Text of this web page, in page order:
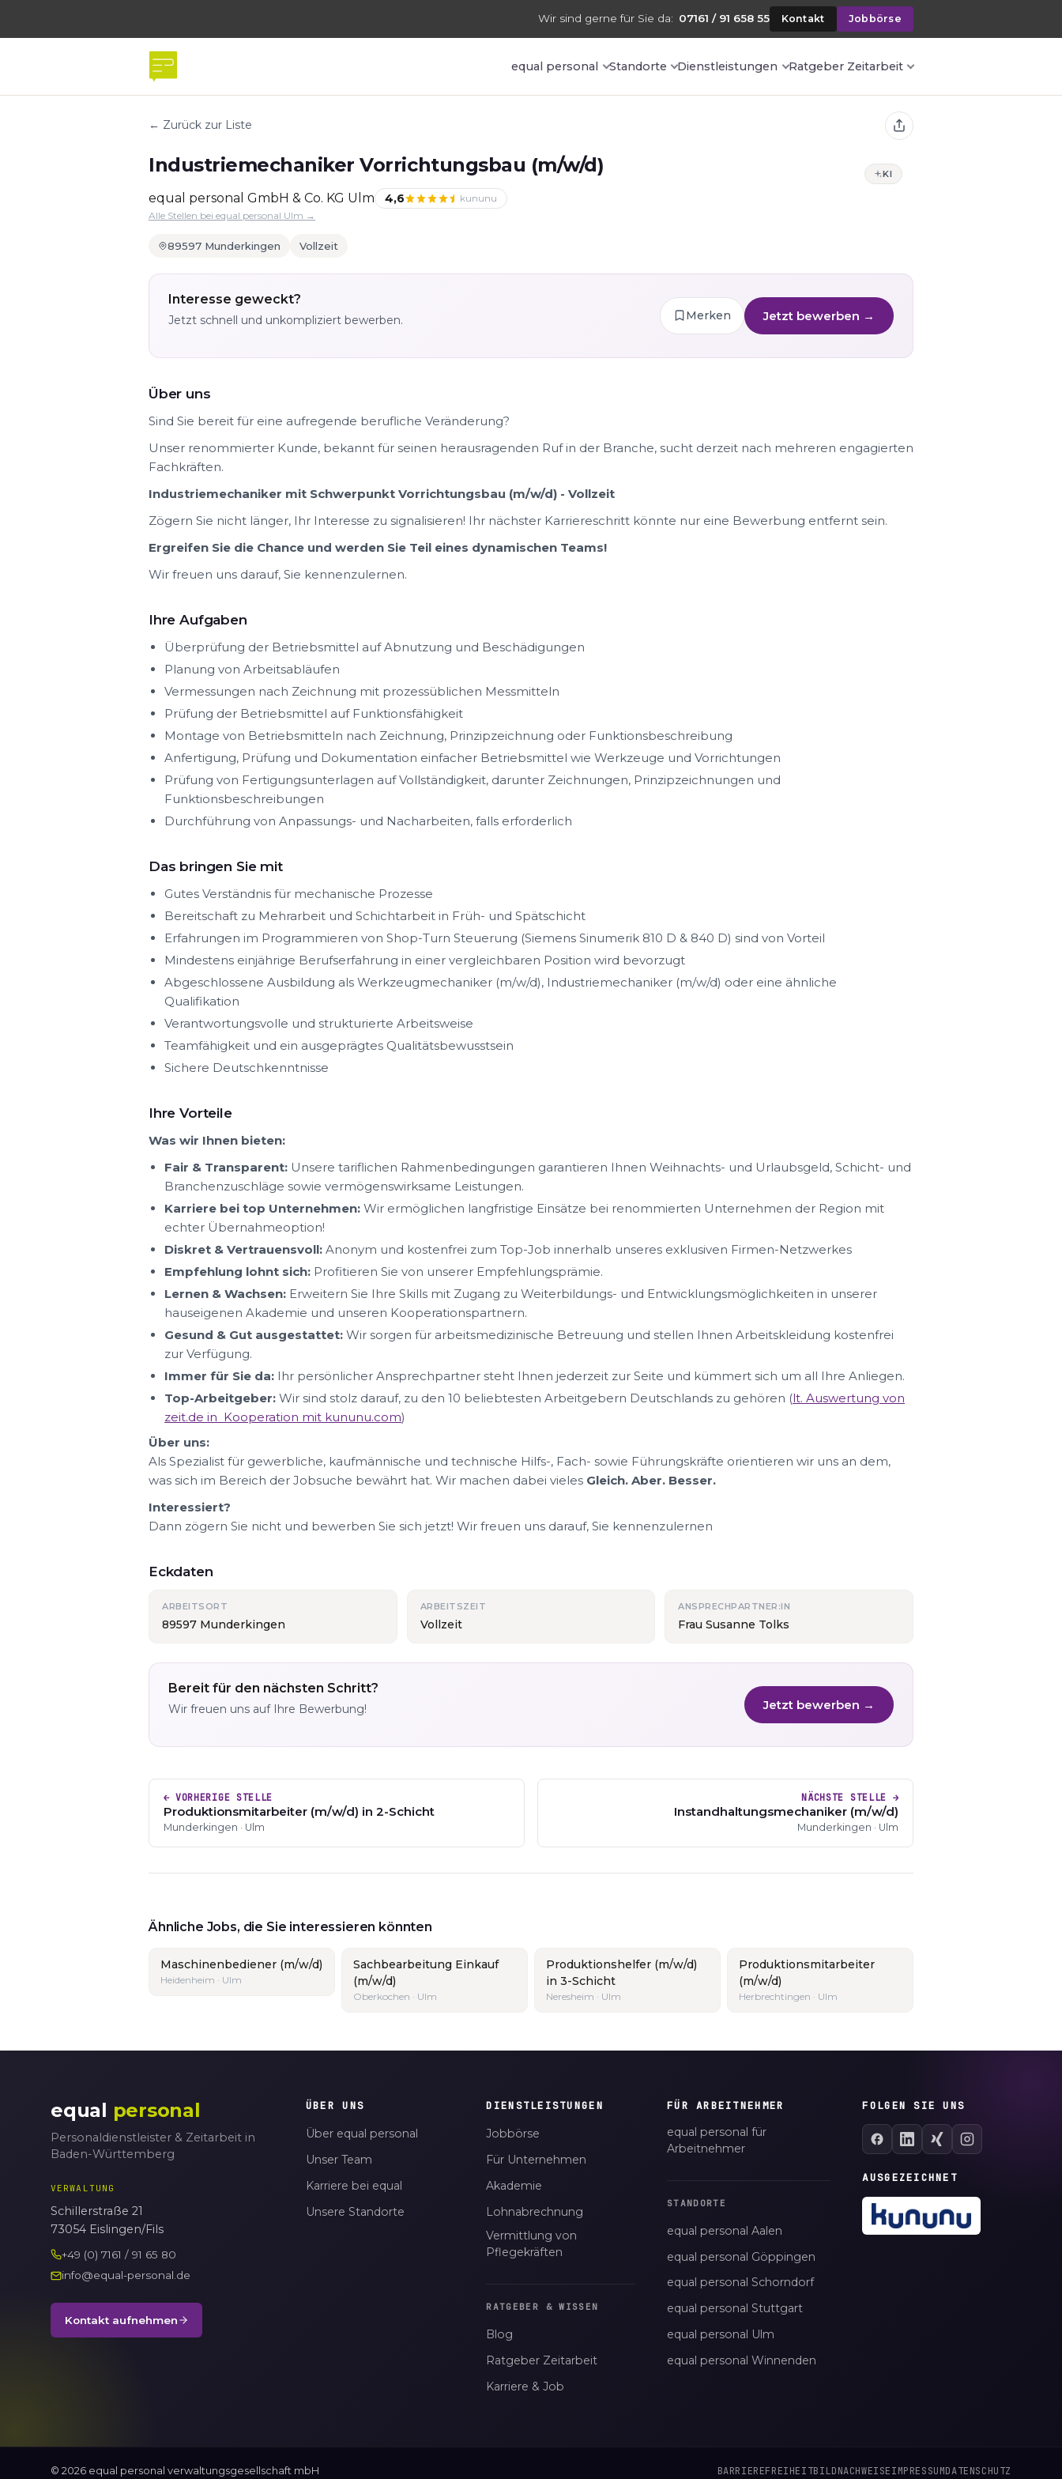
Wir sind gerne für Sie da: 07161 / 91 658 55 Kontakt Jobbörse
equal personal Standorte Dienstleistungen Ratgeber Zeitarbeit
← Zurück zur Liste
KI
Industriemechaniker Vorrichtungsbau (m/w/d)
equal personal GmbH & Co. KG Ulm 4,6
kununu
Alle Stellen bei equal personal Ulm →
89597 Munderkingen Vollzeit
Interesse geweckt?
Jetzt schnell und unkompliziert bewerben. Merken Jetzt bewerben →
Über uns
Sind Sie bereit für eine aufregende berufliche Veränderung?
Unser renommierter Kunde, bekannt für seinen herausragenden Ruf in der Branche, sucht derzeit nach mehreren engagierten
Fachkräften.
Industriemechaniker mit Schwerpunkt Vorrichtungsbau (m/w/d) - Vollzeit
Zögern Sie nicht länger, Ihr Interesse zu signalisieren! Ihr nächster Karriereschritt könnte nur eine Bewerbung entfernt sein.
Ergreifen Sie die Chance und werden Sie Teil eines dynamischen Teams!
Wir freuen uns darauf, Sie kennenzulernen.
Ihre Aufgaben
Überprüfung der Betriebsmittel auf Abnutzung und Beschädigungen
Planung von Arbeitsabläufen
Vermessungen nach Zeichnung mit prozessüblichen Messmitteln
Prüfung der Betriebsmittel auf Funktionsfähigkeit
Montage von Betriebsmitteln nach Zeichnung, Prinzipzeichnung oder Funktionsbeschreibung
Anfertigung, Prüfung und Dokumentation einfacher Betriebsmittel wie Werkzeuge und Vorrichtungen
Prüfung von Fertigungsunterlagen auf Vollständigkeit, darunter Zeichnungen, Prinzipzeichnungen und
Funktionsbeschreibungen
Durchführung von Anpassungs- und Nacharbeiten, falls erforderlich
Das bringen Sie mit
Gutes Verständnis für mechanische Prozesse
Bereitschaft zu Mehrarbeit und Schichtarbeit in Früh- und Spätschicht
Erfahrungen im Programmieren von Shop-Turn Steuerung (Siemens Sinumerik 810 D & 840 D) sind von Vorteil
Mindestens einjährige Berufserfahrung in einer vergleichbaren Position wird bevorzugt
Abgeschlossene Ausbildung als Werkzeugmechaniker (m/w/d), Industriemechaniker (m/w/d) oder eine ähnliche
Qualifikation
Verantwortungsvolle und strukturierte Arbeitsweise
Teamfähigkeit und ein ausgeprägtes Qualitätsbewusstsein
Sichere Deutschkenntnisse
Ihre Vorteile
Was wir Ihnen bieten:
Fair & Transparent: Unsere tariflichen Rahmenbedingungen garantieren Ihnen Weihnachts- und Urlaubsgeld, Schicht- und
Branchenzuschläge sowie vermögenswirksame Leistungen.
Karriere bei top Unternehmen: Wir ermöglichen langfristige Einsätze bei renommierten Unternehmen der Region mit
echter Übernahmeoption!
Diskret & Vertrauensvoll: Anonym und kostenfrei zum Top-Job innerhalb unseres exklusiven Firmen-Netzwerkes
Empfehlung lohnt sich: Profitieren Sie von unserer Empfehlungsprämie.
Lernen & Wachsen: Erweitern Sie Ihre Skills mit Zugang zu Weiterbildungs- und Entwicklungsmöglichkeiten in unserer
hauseigenen Akademie und unseren Kooperationspartnern.
Gesund & Gut ausgestattet: Wir sorgen für arbeitsmedizinische Betreuung und stellen Ihnen Arbeitskleidung kostenfrei
zur Verfügung.
Immer für Sie da: Ihr persönlicher Ansprechpartner steht Ihnen jederzeit zur Seite und kümmert sich um all Ihre Anliegen.
Top-Arbeitgeber: Wir sind stolz darauf, zu den 10 beliebtesten Arbeitgebern Deutschlands zu gehören (lt. Auswertung von
zeit.de in Kooperation mit kununu.com)
Über uns:
Als Spezialist für gewerbliche, kaufmännische und technische Hilfs-, Fach- sowie Führungskräfte orientieren wir uns an dem,
was sich im Bereich der Jobsuche bewährt hat. Wir machen dabei vieles Gleich. Aber. Besser.
Interessiert?
Dann zögern Sie nicht und bewerben Sie sich jetzt! Wir freuen uns darauf, Sie kennenzulernen
Eckdaten
ARBEITSORT
89597 Munderkingen
ARBEITSZEIT
Vollzeit
ANSPRECHPARTNER:IN
Frau Susanne Tolks
Bereit für den nächsten Schritt?
Wir freuen uns auf Ihre Bewerbung! Jetzt bewerben →
← VORHERIGE STELLE
Produktionsmitarbeiter (m/w/d) in 2-Schicht
Munderkingen · Ulm
NÄCHSTE STELLE →
Instandhaltungsmechaniker (m/w/d)
Munderkingen · Ulm
Ähnliche Jobs, die Sie interessieren könnten
Maschinenbediener (m/w/d)
Heidenheim · Ulm
Sachbearbeitung Einkauf
(m/w/d)
Oberkochen · Ulm
Produktionshelfer (m/w/d)
in 3-Schicht
Neresheim · Ulm
Produktionsmitarbeiter
(m/w/d)
Herbrechtingen · Ulm
equal personal
Personaldienstleister & Zeitarbeit in
Baden-Württemberg
VERWALTUNG
Schillerstraße 21
73054 Eislingen/Fils
+49 (0) 7161 / 91 65 80
info@equal-personal.de
Kontakt aufnehmen
ÜBER UNS
Über equal personal
Unser Team
Karriere bei equal
Unsere Standorte
DIENSTLEISTUNGEN
Jobbörse
Für Unternehmen
Akademie
Lohnabrechnung
Vermittlung von
Pflegekräften
RATGEBER & WISSEN
Blog
Ratgeber Zeitarbeit
Karriere & Job
FÜR ARBEITNEHMER
equal personal für
Arbeitnehmer
STANDORTE
equal personal Aalen
equal personal Göppingen
equal personal Schorndorf
equal personal Stuttgart
equal personal Ulm
equal personal Winnenden
FOLGEN SIE UNS
AUSGEZEICHNET
© 2026 equal personal verwaltungsgesellschaft mbH BARRIEREFREIHEITBILDNACHWEISEIMPRESSUMDATENSCHUTZ